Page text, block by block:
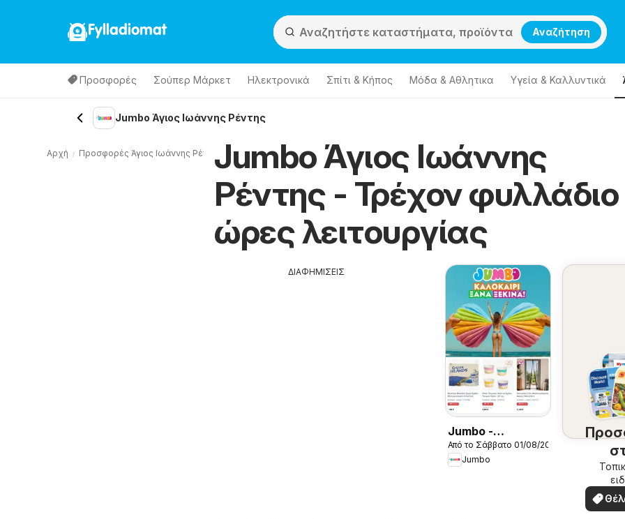
Fylladiomat Αναζήτηση
Προσφορές Σούπερ Μάρκετ Hλεκτρονικά Σπίτι & Κήπος Μόδα & Aθλητικα Υγεία & Καλλυντικά
Jumbo Άγιος Ιωάννης Ρέντης
Jumbo Άγιος Ιωάννης
Ρέντης - Τρέχον
ώρες λειτουργίας
ΔΙΑΦΗΜΙΣΕΙΣ
Jumbo -
Προσφορές
Από το Σάββατο 01/08/2026
Jumbo
δω
Αρχή Προσφορές Άγιος Ιωάννης Ρέντης Άλλος Άγιος Ιωάννης Ρέντης Jumbo Άγιος Ιωάννης Ρέντης